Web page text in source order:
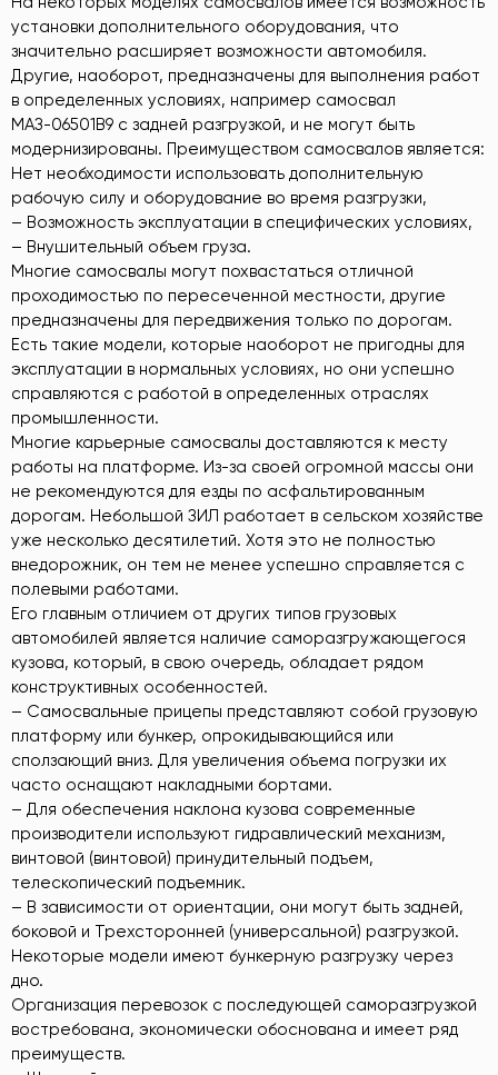
установки дополнительного оборудования, что
значительно расширяет возможности автомобиля.
Другие, наоборот, предназначены для выполнения работ
в определенных условиях, например самосвал
МАЗ-06501В9 с задней разгрузкой, и не могут быть
модернизированы. Преимуществом самосвалов является:
Нет необходимости использовать дополнительную
рабочую силу и оборудование во время разгрузки,
– Возможность эксплуатации в специфических условиях,
– Внушительный объем груза.
Многие самосвалы могут похвастаться отличной
проходимостью по пересеченной местности, другие
предназначены для передвижения только по дорогам.
Есть такие модели, которые наоборот не пригодны для
эксплуатации в нормальных условиях, но они успешно
справляются с работой в определенных отраслях
промышленности.
Многие карьерные самосвалы доставляются к месту
работы на платформе. Из-за своей огромной массы они
не рекомендуются для езды по асфальтированным
дорогам. Небольшой ЗИЛ работает в сельском хозяйстве
уже несколько десятилетий. Хотя это не полностью
внедорожник, он тем не менее успешно справляется с
полевыми работами.
Его главным отличием от других типов грузовых
автомобилей является наличие саморазгружающегося
кузова, который, в свою очередь, обладает рядом
конструктивных особенностей.
– Самосвальные прицепы представляют собой грузовую
платформу или бункер, опрокидывающийся или
сползающий вниз. Для увеличения объема погрузки их
часто оснащают накладными бортами.
– Для обеспечения наклона кузова современные
производители используют гидравлический механизм,
винтовой (винтовой) принудительный подъем,
телескопический подъемник.
– В зависимости от ориентации, они могут быть задней,
боковой и Трехсторонней (универсальной) разгрузкой.
Некоторые модели имеют бункерную разгрузку через
дно.
Организация перевозок с последующей саморазгрузкой
востребована, экономически обоснована и имеет ряд
преимуществ.